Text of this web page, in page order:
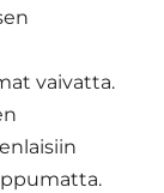
vaivatta.